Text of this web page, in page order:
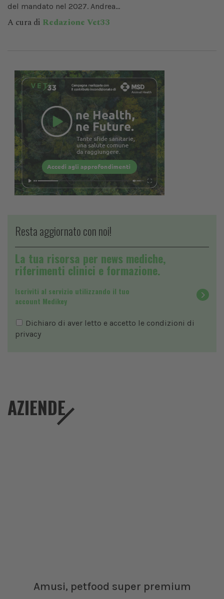
del mandato nel 2027. Andrea...
A cura di Redazione Vet33
Resta aggiornato con noi!
La tua risorsa per news mediche,
riferimenti clinici e formazione.
Iscriviti al servizio utilizzando il tuo
account Medikey
Dichiaro di aver letto e accetto le condizioni di
privacy
AZIENDE
Amusi, petfood super premium